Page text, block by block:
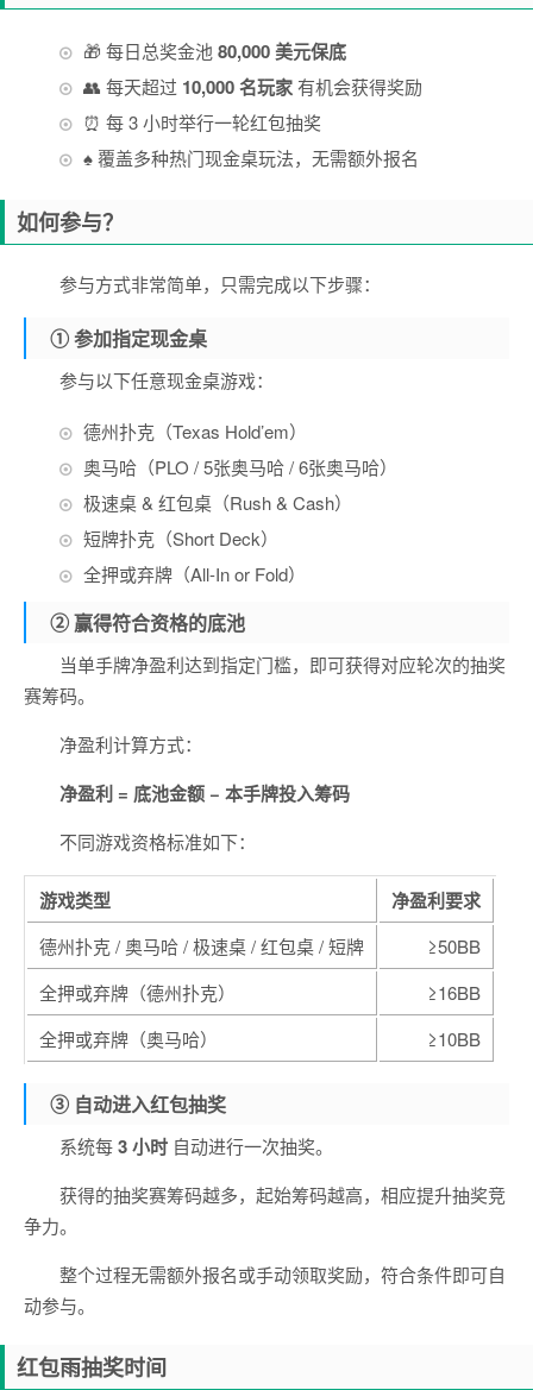
🎁 每日总奖金池 80,000 美元保底
👥 每天超过 10,000 名玩家有机会获得奖励
⏰ 每 3 小时举行一轮红包抽奖
♠ 覆盖多种热门现金桌玩法，无需额外报名
如何参与？
参与方式非常简单，只需完成以下步骤：
① 参加指定现金桌
参与以下任意现金桌游戏：
德州扑克（Texas Hold’em）
奥马哈（PLO / 5张奥马哈 / 6张奥马哈）
极速桌 & 红包桌（Rush & Cash）
短牌扑克（Short Deck）
全押或弃牌（All-In or Fold）
② 赢得符合资格的底池
当单手牌净盈利达到指定门槛，即可获得对应轮次的抽奖
赛筹码。
净盈利计算方式：
净盈利 = 底池金额 − 本手牌投入筹码
不同游戏资格标准如下：
游戏类型 净盈利要求
德州扑克 / 奥马哈 / 极速桌 / 红包桌 / 短牌
≥50BB
全押或弃牌（德州扑克）
≥16BB
全押或弃牌（奥马哈）
≥10BB
③ 自动进入红包抽奖
系统每3 小时 自动进行一次抽奖。
获得的抽奖赛筹码越多，起始筹码越高，相应提升抽奖竞
争力。
整个过程无需额外报名或手动领取奖励，符合条件即可自
动参与。
红包雨抽奖时间